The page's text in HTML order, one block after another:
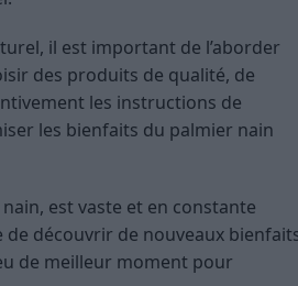
il est important de l’aborder
des produits de qualité, de
les instructions de
les bienfaits du palmier nain
est vaste et en constante
découvrir de nouveaux
de meilleur moment pour